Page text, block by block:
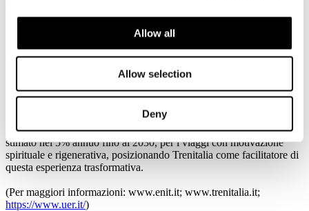
Allow all
Allow selection
Deny
identitario.
centrale nella filiera del turismo sostenibile e lento. La rete
ferroviaria regionale, raggiungendo 1700 destinazioni in tutta Italia,
si configura come la vera base infrastrutturale della mobilità slow. Il
focus di Trenitalia si concentra sull’intermodalità (Treno + Bus) per
partnership con associazioni come quelle per la Via Francigena e per
il Cammino di Francesco. E' confermato anche il trend di crescita,
stimato nel 5% annuo fino al 2030, per i viaggi con motivazione
spirituale e rigenerativa, posizionando Trenitalia come facilitatore di
questa esperienza trasformativa.
(Per maggiori informazioni: www.enit.it; www.trenitalia.it;
https://www.uer.it/)